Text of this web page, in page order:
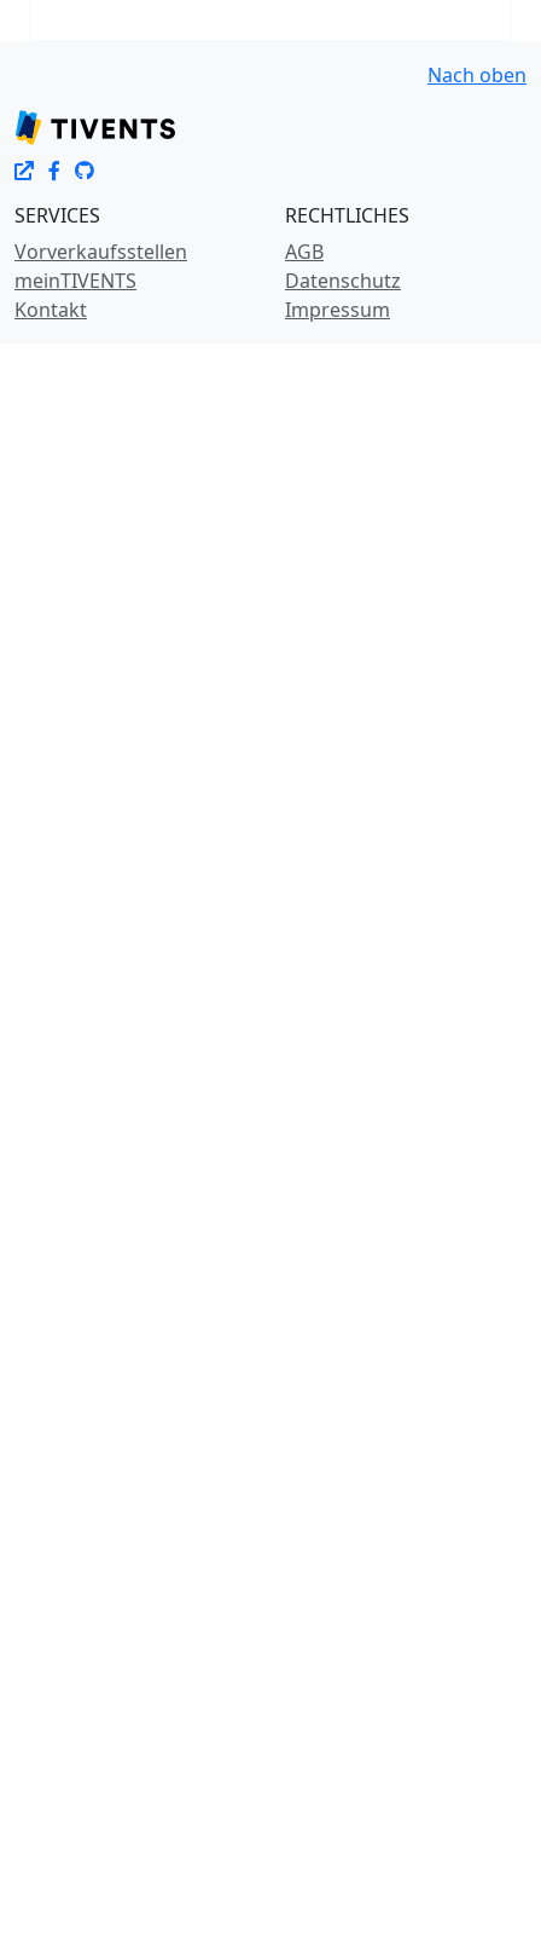
Nach oben
SERVICES
Vorverkaufsstellen
meinTIVENTS
Kontakt
RECHTLICHES
AGB
Datenschutz
Impressum